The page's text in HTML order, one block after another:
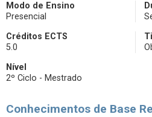
Modo de Ensino
Presencial
Créditos ECTS
5.0
Nível
2º Ciclo - Mestrado
Conhecimentos de Base